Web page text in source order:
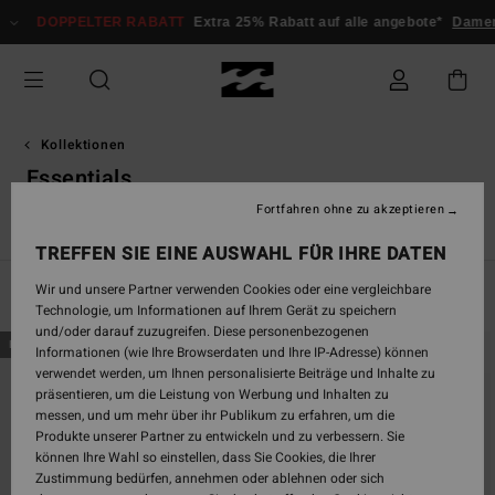
zur
Auswahl
springen
RABATT Extra 25% Rabatt auf alle angebote* Damen
Kollektionen
Essentials
Filtern & Sortieren 203Ergebnisse
Direkt
zu
Filterkriterien
springen
Überspringen
und
filtern
BRANDNEU BRANDNEU
TREFFEN SIE EINE AUSWAHL FÜR IHRE DATEN
Wir und unsere Partner verwenden Cookies oder eine vergleichbare
Technologie, um Informationen auf Ihrem Gerät zu speichern
und/oder darauf zuzugreifen. Diese personenbezogenen
Informationen (wie Ihre Browserdaten und Ihre IP-Adresse) können
verwendet werden, um Ihnen personalisierte Beiträge und Inhalte zu
präsentieren, um die Leistung von Werbung und Inhalten zu
messen, und um mehr über ihr Publikum zu erfahren, um die
Produkte unserer Partner zu entwickeln und zu verbessern. Sie
können Ihre Wahl so einstellen, dass Sie Cookies, die Ihrer
Zustimmung bedürfen, annehmen oder ablehnen oder sich
Fortfahren ohne zu akzeptieren